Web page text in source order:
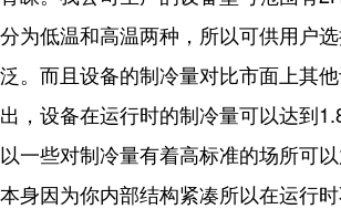
分为低温和高温两种，所以可供用户
泛。而且设备的制冷量对比市面上其
出，设备在运行时的制冷量可以达到
以一些对制冷量有着高标准的场所可
本身因为你内部结构紧凑所以在运行